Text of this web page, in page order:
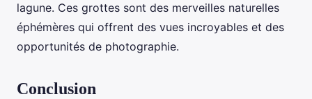
lagune. Ces grottes sont des merveilles naturelles
éphémères qui offrent des vues incroyables et des
opportunités de photographie.
Conclusion